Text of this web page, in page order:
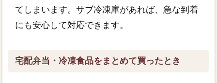
てしまいます。サブ冷凍庫があれば、急な到着
にも安心して対応できます。
宅配弁当・冷凍食品をまとめて買ったとき